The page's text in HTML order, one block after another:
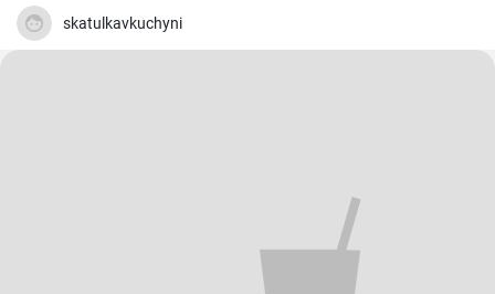
skatulkavkuchyni